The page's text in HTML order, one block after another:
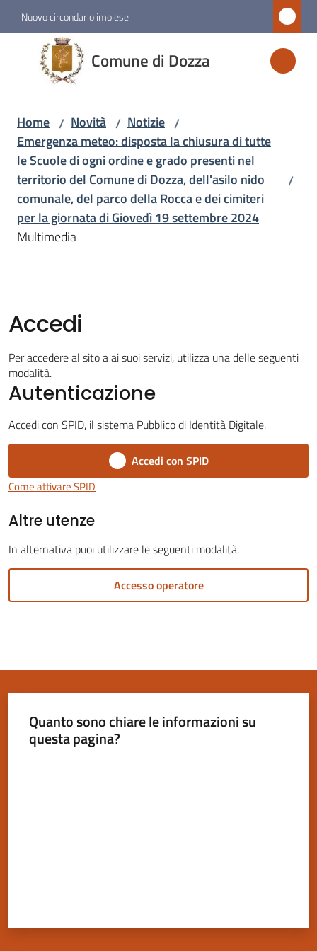
Vai al contenuto
Vai alla navigazione
Vai al footer
Nuovo circondario imolese
Comune di Dozza
Comune
di
Dozza
Amministrazione
Novità
Menu selezionato
Dozza
Servizi
on-
line
Tutti
argomenti
su
Home / Novità / Notizie /
Emergenza meteo: disposta la chiusura di tutte
le Scuole di ogni ordine e grado presenti nel
territorio del Comune di Dozza, dell'asilo nido
comunale, del parco della Rocca e dei cimiteri
per la giornata di Giovedì 19 settembre 2024
/
Multimedia
Accedi
Per accedere al sito a ai suoi servizi, utilizza una delle seguenti
modalità.
Autenticazione
Accedi con SPID, il sistema Pubblico di Identità Digitale.
Accedi con SPID
Come attivare SPID
Altre utenze
In alternativa puoi utilizzare le seguenti modalità.
Accesso operatore
Quanto sono chiare le informazioni su
questa pagina?